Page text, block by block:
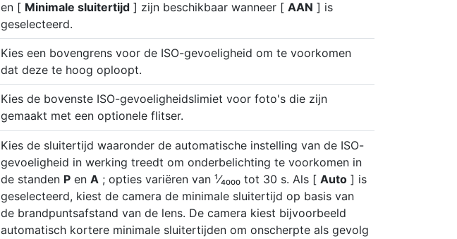
en [ Minimale sluitertijd ] zijn beschikbaar wanneer [ AAN ] is
geselecteerd.
Kies een bovengrens voor de ISO-gevoeligheid om te voorkomen
dat deze te hoog oploopt.
Kies de bovenste ISO-gevoeligheidslimiet voor foto's die zijn
gemaakt met een optionele flitser.
Kies de sluitertijd waaronder de automatische instelling van de ISO-
gevoeligheid in werking treedt om onderbelichting te voorkomen in
de standen P en A ; opties variëren van ¹⁄₄₀₀₀ tot 30 s. Als [ Auto ] is
geselecteerd, kiest de camera de minimale sluitertijd op basis van
de brandpuntsafstand van de lens. De camera kiest bijvoorbeeld
automatisch kortere minimale sluitertijden om onscherpte als gevolg